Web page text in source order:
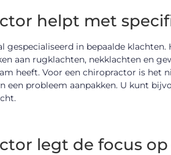
helpt met
gespecialiseerd in bepaalde
aan rugklachten, nekklachten en
heeft. Voor een chiropractor is
een probleem aanpakken. U kunt
legt de focus